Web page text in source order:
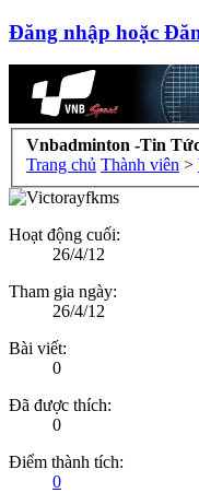
Đăng nhập hoặc
Vnbadminton -Tin
Trang chủ Thành viên >
Hoạt động cuối:
26/4/12
Tham gia ngày:
26/4/12
Bài viết:
0
Đã được thích:
0
Điểm thành tích:
0